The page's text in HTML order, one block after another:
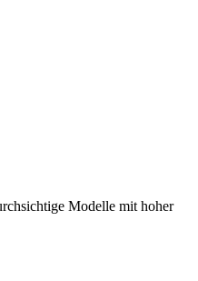
Modelle mit hoher